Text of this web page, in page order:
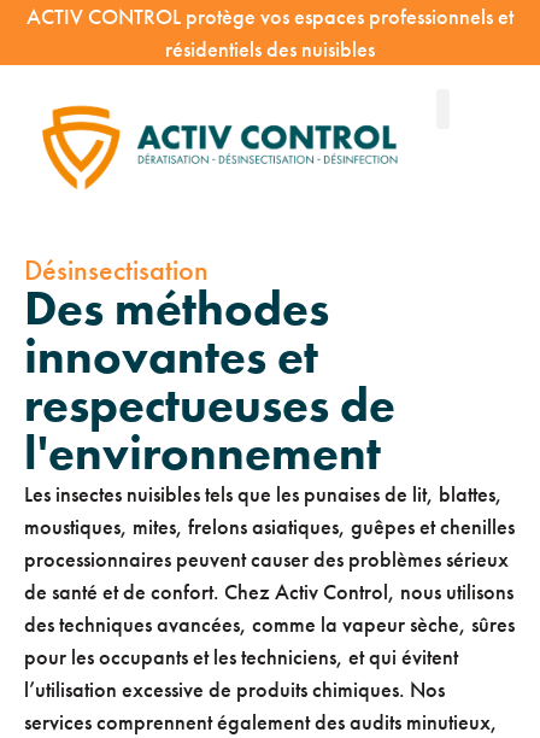
ACTIV CONTROL protège vos espaces professionnels et
résidentiels des nuisibles
Désinsectisation
Des méthodes
innovantes et
respectueuses de
l'environnement
Les insectes nuisibles tels que les punaises de lit, blattes,
moustiques, mites, frelons asiatiques, guêpes et chenilles
processionnaires peuvent causer des problèmes sérieux
de santé et de confort. Chez Activ Control, nous utilisons
des techniques avancées, comme la vapeur sèche, sûres
pour les occupants et les techniciens, et qui évitent
l’utilisation excessive de produits chimiques. Nos
services comprennent également des audits minutieux,